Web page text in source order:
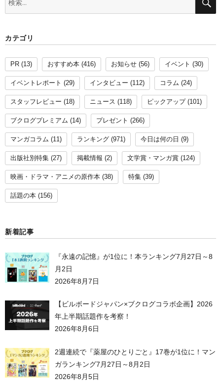
カテゴリ
PR (13) おすすめ本 (416) お知らせ (56) イベント (30)
イベントレポート (29) インタビュー (112) コラム (24)
スタッフレビュー (18) ニュース (118) ピックアップ(101)
ブクログプレミアム (14) プレゼント (266)
マンガコラム (11) ランキング (971) 今日は何の日 (9)
出版社別特集 (27) 掲載情報 (2) 文学賞・マンガ賞 (124)
映画・ドラマ・アニメの原作本 (38) 特集 (39)
話題の本 (156)
新着記事
『永遠の記憶』が1位に！本ランキング7月27日～8
月2日
2026年8月7日
【ビルボードジャパン×ブクログコラボ企画】2026
年上半期話題作を考察！
2026年8月6日
2週連続で『薬屋のひとりごと』17巻が1位に！マン
ガランキング7月27日～8月2日
2026年8月5日